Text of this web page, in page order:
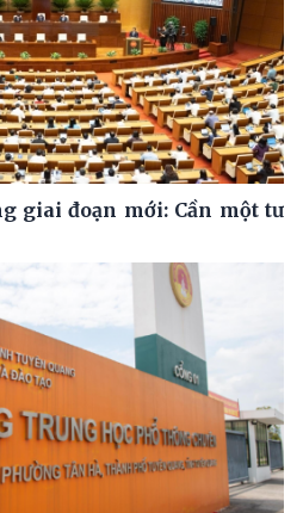
giai đoạn mới: Cần một tư